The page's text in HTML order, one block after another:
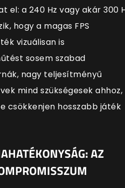
el: a 240 Hz vagy akár 300
hogy a magas FPS
vizuálisan is
sosem szabad
nagy teljesítményű
mind szükségesek ahhoz,
csökkenjen hosszabb játék
AZ